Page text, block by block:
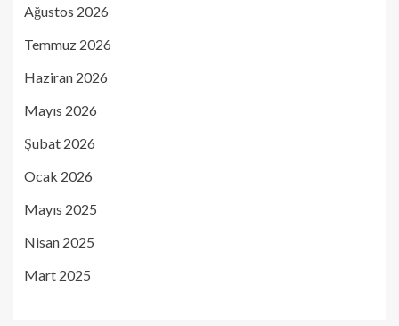
Ağustos 2026
Temmuz 2026
Haziran 2026
Mayıs 2026
Şubat 2026
Ocak 2026
Mayıs 2025
Nisan 2025
Mart 2025